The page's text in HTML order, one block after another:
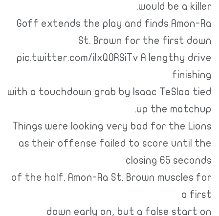
would be a
Goff extends the play and finds
St. Brown for the first
pic.twitter.com/iIxQORSiTv A lengthy
with a touchdown grab by Isaac
up the
Things were looking very bad for the
as their offense failed to score
closing 65
of the half. Amon-Ra St. Brown
a
down early on, but a false